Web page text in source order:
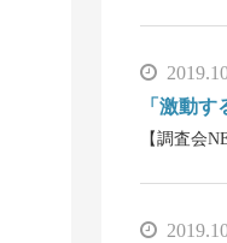
「激動
【調査会